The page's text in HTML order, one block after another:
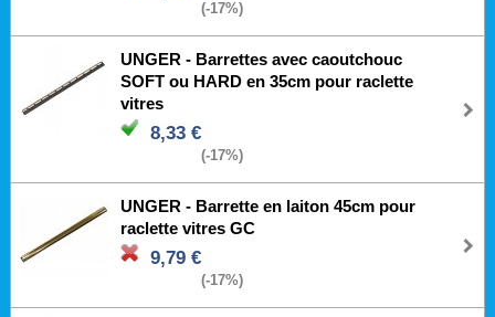
(-17%)
UNGER - Barrettes avec caoutchouc
SOFT ou HARD en 35cm pour raclette
vitres
8,33 €
(-17%)
UNGER - Barrette en laiton 45cm pour
raclette vitres GC
9,79 €
(-17%)